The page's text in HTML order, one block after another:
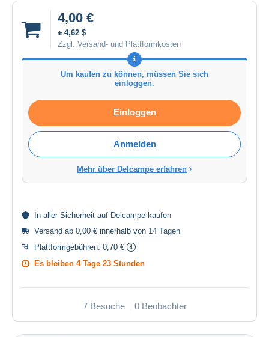
4,00 €
± 4,62 $
Zzgl. Versand- und Plattformkosten
Um kaufen zu können, müssen Sie sich
einloggen.
Einloggen
Anmelden
Mehr über Delcampe erfahren
In aller Sicherheit auf Delcampe kaufen
Versand ab 0,00 € innerhalb von 14 Tagen
Plattformgebühren: 0,70 €
Es bleiben 4 Tage 23 Stunden
7 Besuche 0 Beobachter